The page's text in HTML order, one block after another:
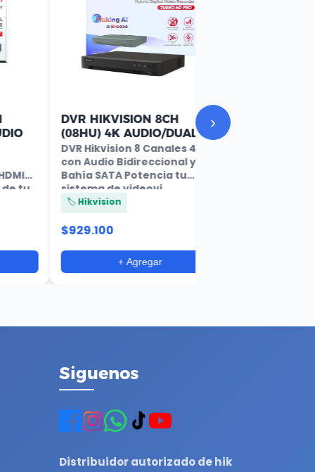
HIKVISION 8CH
1080P/3K
AUDIO/DUAL 1 SATA
Hikvision 8 Canales
3K Lite con Audio
y 1 Bahía SATA
DVR Hikvision de...
›
Siguenos
Distribuidor autorizado de hik